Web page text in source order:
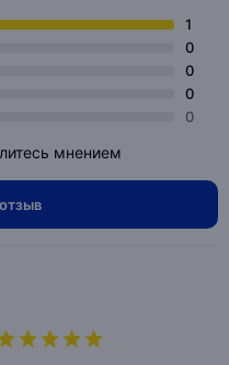
1
0
0
0
0
мнением